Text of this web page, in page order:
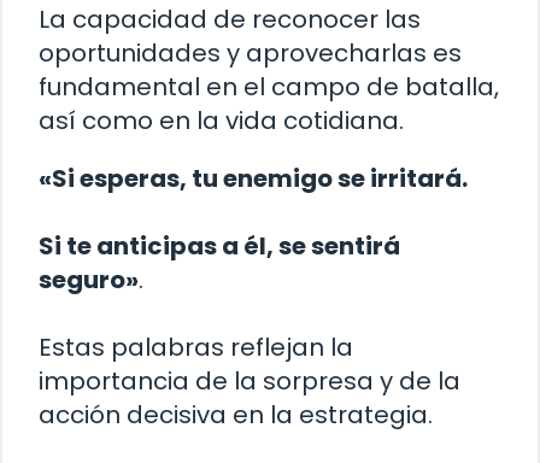
La capacidad de reconocer las
oportunidades y aprovecharlas es
fundamental en el campo de batalla,
así como en la vida cotidiana.
«Si esperas, tu enemigo se irritará.
Si te anticipas a él, se sentirá
seguro».
Estas palabras reflejan la
importancia de la sorpresa y de la
acción decisiva en la estrategia.